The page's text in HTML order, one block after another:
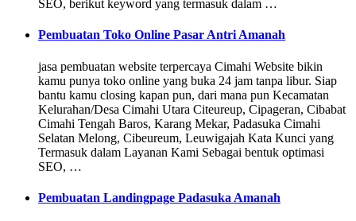
SEO, berikut keyword yang termasuk dalam …
Pembuatan Toko Online Pasar Antri Amanah
jasa pembuatan website terpercaya Cimahi Website bikin
kamu punya toko online yang buka 24 jam tanpa libur. Siap
bantu kamu closing kapan pun, dari mana pun Kecamatan
Kelurahan/Desa Cimahi Utara Citeureup, Cipageran, Cibabat
Cimahi Tengah Baros, Karang Mekar, Padasuka Cimahi
Selatan Melong, Cibeureum, Leuwigajah Kata Kunci yang
Termasuk dalam Layanan Kami Sebagai bentuk optimasi
SEO, …
Pembuatan Landingpage Padasuka Amanah